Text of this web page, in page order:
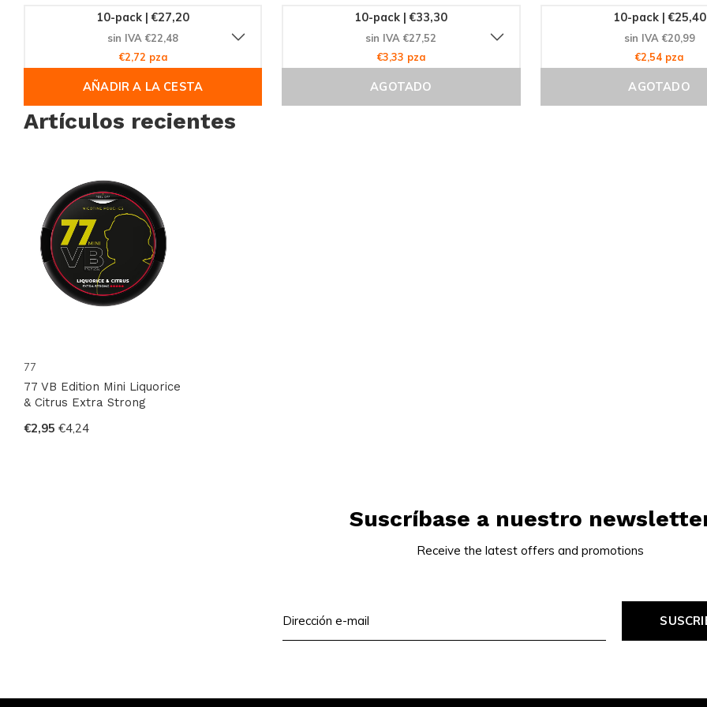
10-pack | €27,20
sin IVA €22,48
€2,72 pza
AÑADIR A LA CESTA
10-pack | €33,30
sin IVA €27,52
€3,33 pza
AGOTADO
10-pack | €25,40
sin IVA €20,99
€2,54 pza
AGOTADO
Artículos recientes
77
77 VB Edition Mini Liquorice
& Citrus Extra Strong
€2,95 €4,24
Suscríbase a nuestro
Receive the latest offers and promotions